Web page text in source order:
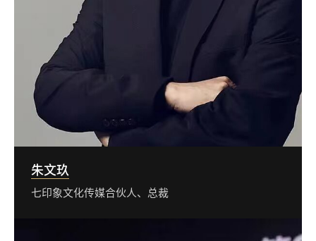
朱文玖
七印象文化传媒合伙人、总裁